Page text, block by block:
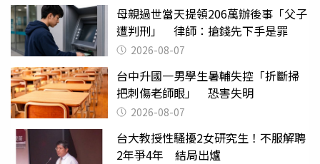
母親過世當天提領206萬辦後事「父子
遭判刑」 律師：搶錢先下手是罪
2026-08-07
台中升國一男學生暑輔失控「折斷掃
把刺傷老師眼」 恐害失明
2026-08-07
台大教授性騷擾2女研究生！不服解聘
2年爭4年 結局出爐